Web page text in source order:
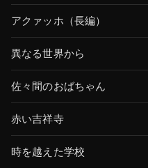
アクァッホ（長編）
異なる世界から
佐々間のおばちゃん
赤い吉祥寺
時を越えた学校